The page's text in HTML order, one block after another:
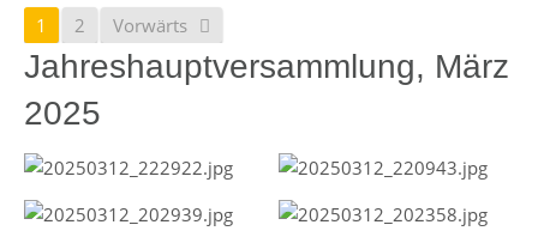
1 2 Vorwärts
Jahreshauptversammlung, März
2025